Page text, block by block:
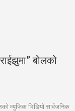
बोलको
म्युजिक भिडियो सार्वजनिक